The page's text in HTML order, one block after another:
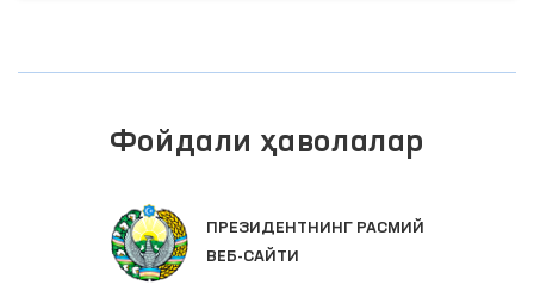
Фойдали ҳаволалар
ПРЕЗИДЕНТНИНГ РАСМИЙ
ВЕБ-САЙТИ